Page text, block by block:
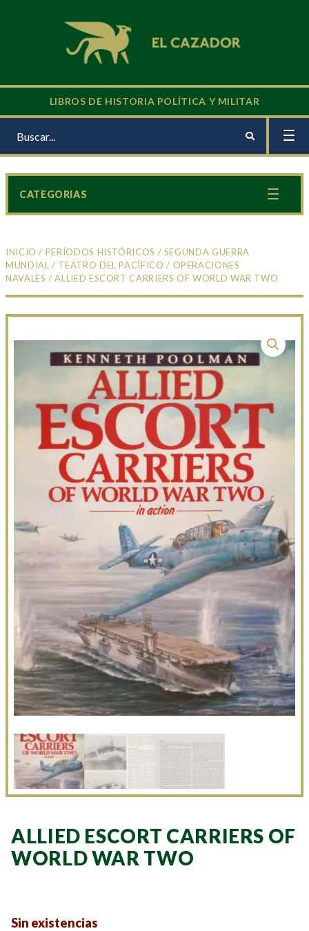
LIBROS DE HISTORIA POLÍTICA Y MILITAR
INICIO / PERÍODOS HISTÓRICOS / SEGUNDA GUERRA
MUNDIAL / TEATRO DEL PACÍFICO / OPERACIONES
NAVALES / ALLIED ESCORT CARRIERS OF WORLD WAR TWO
ALLIED ESCORT CARRIERS OF
WORLD WAR TWO
Sin existencias
CATEGORIAS